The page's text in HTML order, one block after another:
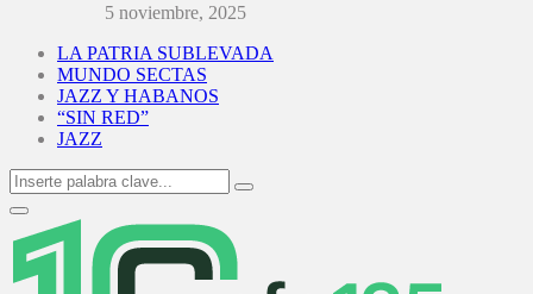
5 noviembre, 2025
LA PATRIA SUBLEVADA
MUNDO SECTAS
JAZZ Y HABANOS
“SIN RED”
JAZZ
Search
for:
Search
Primary
Menu